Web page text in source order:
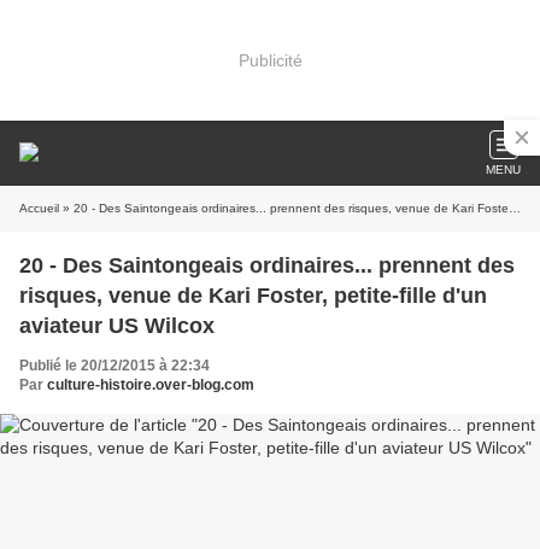
Publicité
MENU
Accueil » 20 - Des Saintongeais ordinaires... prennent des risques, venue de Kari Foster, petite-fille d'un aviateur US Wilcox
20 - Des Saintongeais ordinaires... prennent des
risques, venue de Kari Foster, petite-fille d'un
aviateur US Wilcox
Publié le 20/12/2015 à 22:34
Par culture-histoire.over-blog.com